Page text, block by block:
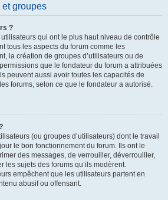
et groupes
?
qui ont le plus haut niveau de contrôle
tous les aspects du forum comme les
la création de groupes d’utilisateurs ou de
que le fondateur du forum a attribuées
peuvent aussi avoir toutes les capacités de
forums, selon ce que le fondateur a autorisé.
(ou groupes d’utilisateurs) dont le travail
le bon fonctionnement du forum. Ils ont le
des messages, de verrouiller, déverrouiller,
les sujets des forums qu’ils modèrent.
empêchent que les utilisateurs partent en
abusif ou offensant.